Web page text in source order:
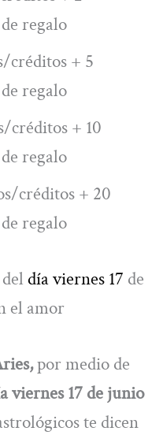
regalo
créditos + 5
regalo
créditos + 10
regalo
créditos + 20
regalo
del día viernes 17 de
el amor
por medio de
viernes 17 de junio
te dicen